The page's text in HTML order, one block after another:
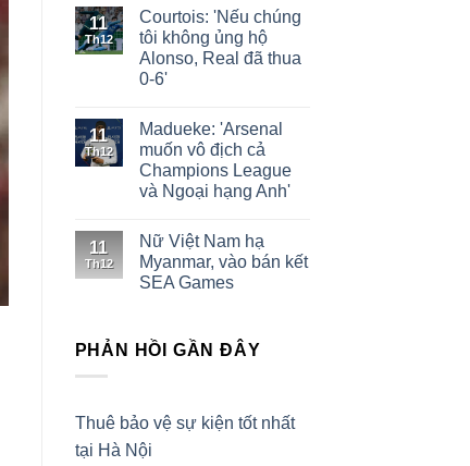
11
Th12
Courtois: 'Nếu chúng
tôi không ủng hộ
Alonso, Real đã thua
0-6'
11
Th12
Madueke: 'Arsenal
muốn vô địch cả
Champions League
và Ngoại hạng Anh'
11
Th12
Nữ Việt Nam hạ
Myanmar, vào bán kết
SEA Games
PHẢN HỒI GẦN ĐÂY
Thuê bảo vệ sự kiện tốt nhất
tại Hà Nội